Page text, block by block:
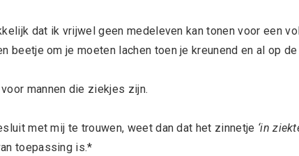
dat ik vrijwel geen medeleven kan tonen voor een
beetje om je moeten lachen toen je kreunend en al op
mannen die ziekjes zijn.
met mij te trouwen, weet dan dat het zinnetje ‘in
toepassing is.*